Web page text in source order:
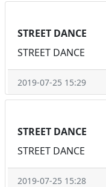
STREET DANCE
STREET DANCE
2019-07-25 15:29
STREET DANCE
STREET DANCE
2019-07-25 15:28